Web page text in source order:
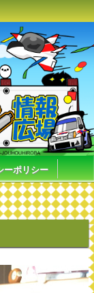
ーポリシー